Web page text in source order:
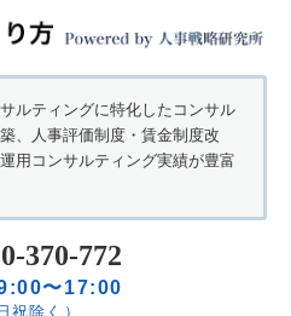
ルティングに特化したコンサル
、人事評価制度・賃金制度改
用コンサルティング実績が豊富
370-772
〜17:00
祝除く）